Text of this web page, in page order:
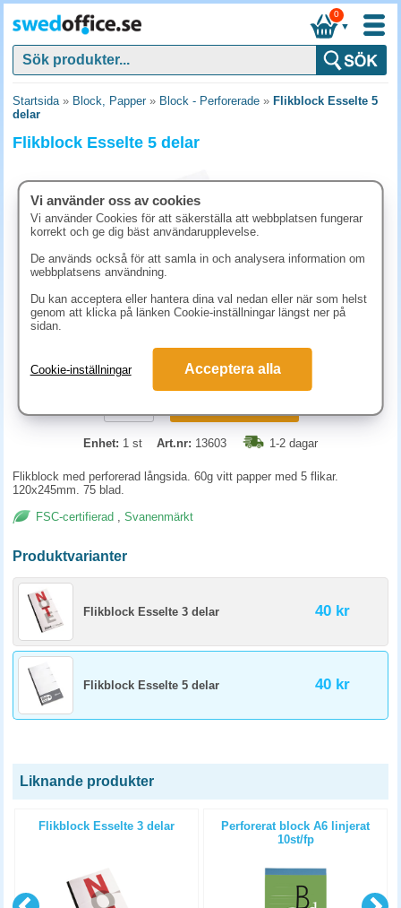
▼
0
Startsida» Block, Papper» Block - Perforerade » Flikblock Esselte 5
delar
Flikblock Esselte 5 delar
40 kr (inkl. moms)
Enhet: 1 st Art.nr: 13603 1-2 dagar
Flikblock med perforerad långsida. 60g vitt papper med 5 flikar.
120x245mm. 75 blad.
FSC-certifierad , Svanenmärkt
Produktvarianter
Flikblock Esselte 3 delar 40 kr
Flikblock Esselte 5 delar 40 kr
Liknande produkter
Flikblock Esselte 3 delar
Perforerat block A6 linjerat
10st/fp
Vi använder oss av cookies
Vi använder Cookies för att säkerställa att webbplatsen fungerar
korrekt och ge dig bäst användarupplevelse.
De används också för att samla in och analysera information om
webbplatsens användning.
Du kan acceptera eller hantera dina val nedan eller när som helst
genom att klicka på länken Cookie-inställningar längst ner på
sidan.
Cookie-inställningar Acceptera alla